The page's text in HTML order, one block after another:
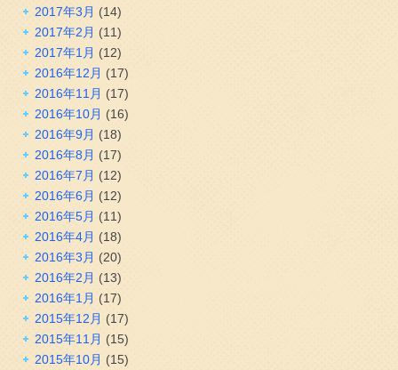
2017年3月 (14)
2017年2月 (11)
2017年1月 (12)
2016年12月 (17)
2016年11月 (17)
2016年10月 (16)
2016年9月 (18)
2016年8月 (17)
2016年7月 (12)
2016年6月 (12)
2016年5月 (11)
2016年4月 (18)
2016年3月 (20)
2016年2月 (13)
2016年1月 (17)
2015年12月 (17)
2015年11月 (15)
2015年10月 (15)